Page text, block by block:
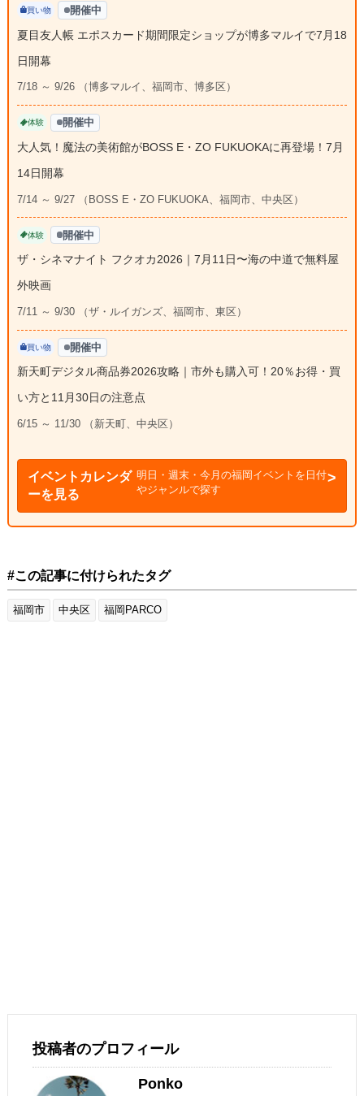
買い物 開催中
夏目友人帳 エポスカード期間限定ショップが博多マルイで7月18
日開幕
7/18 ～ 9/26 （博多マルイ、福岡市、博多区）
体験 開催中
大人気！魔法の美術館がBOSS E・ZO FUKUOKAに再登場！7月
14日開幕
7/14 ～ 9/27 （BOSS E・ZO FUKUOKA、福岡市、中央区）
体験 開催中
ザ・シネマナイト フクオカ2026｜7月11日〜海の中道で無料屋
外映画
7/11 ～ 9/30 （ザ・ルイガンズ、福岡市、東区）
買い物 開催中
新天町デジタル商品券2026攻略｜市外も購入可！20％お得・買
い方と11月30日の注意点
6/15 ～ 11/30 （新天町、中央区）
イベントカレンダ
ーを見る
明日・週末・今月の福岡イベントを日付
やジャンルで探す
#この記事に付けられたタグ
福岡市 中央区 福岡PARCO
投稿者のプロフィール
Ponko